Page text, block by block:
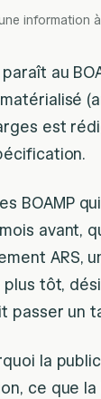
information
au
est
BOAMP
avant,
ARS,
plus tôt,
passer un
la
ce que